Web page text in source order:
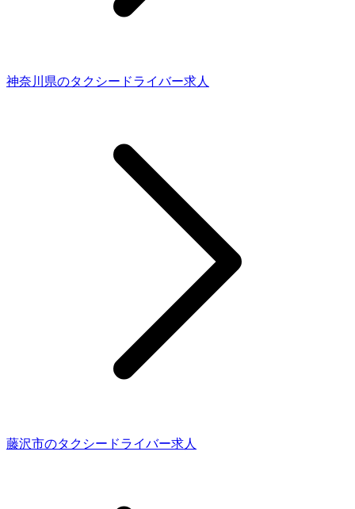
神奈川県のタクシードライバー求人
藤沢市のタクシードライバー求人